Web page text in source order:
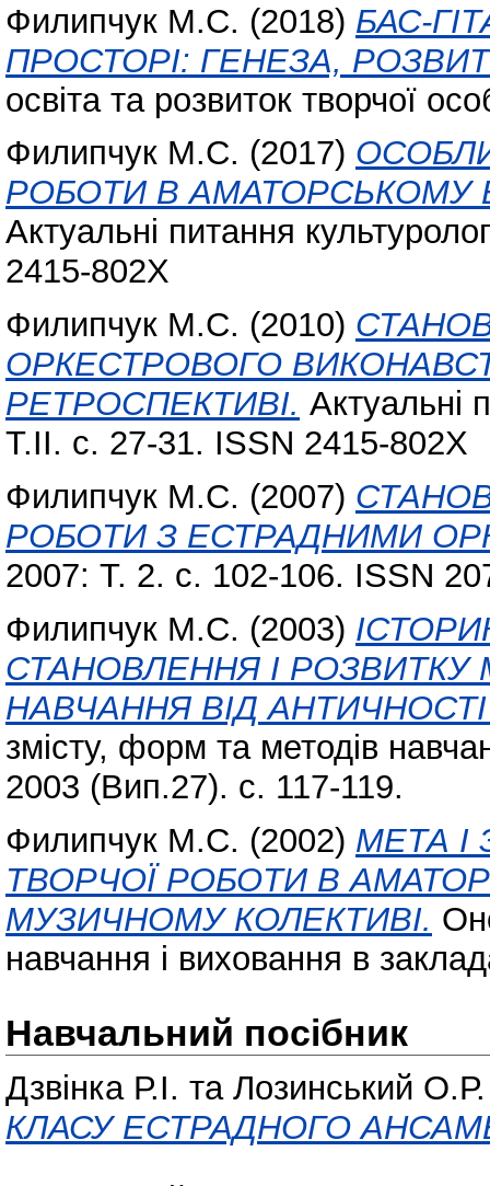
Филипчук М.С. (2018) БАС-
ПРОСТОРІ: ГЕНЕЗА,
освіта та розвиток творчої
Филипчук М.С. (2017)
РОБОТИ В АМАТОРСЬКОМУ
Актуальні питання
2415-802X
Филипчук М.С. (2010)
ОРКЕСТРОВОГО
РЕТРОСПЕКТИВІ. Актуальні
Т.ІІ. с. 27-31. ISSN 2415-802X
Филипчук М.С. (2007)
РОБОТИ З ЕСТРАДНИМИ
2007: Т. 2. с. 102-106. ISSN
Филипчук М.С. (2003)
СТАНОВЛЕННЯ І
НАВЧАННЯ ВІД
змісту, форм та методів
2003 (Вип.27). с. 117-119.
Филипчук М.С. (2002) МЕТА І
ТВОРЧОЇ РОБОТИ В
МУЗИЧНОМУ КОЛЕКТИВІ.
навчання і виховання в
Навчальний посібник
Дзвінка Р.І. та Лозинський О.Р.
КЛАСУ ЕСТРАДНОГО